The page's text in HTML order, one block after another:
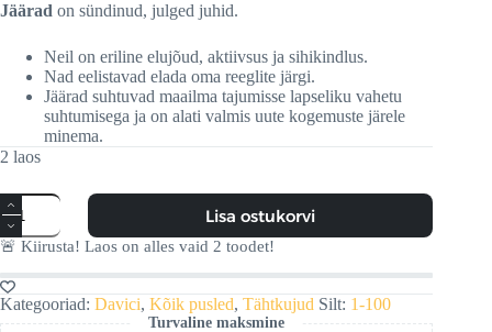
Jäärad on sündinud, julged juhid.
Neil on eriline elujõud, aktiivsus ja sihikindlus.
Nad eelistavad elada oma reeglite järgi.
Jäärad suhtuvad maailma tajumisse lapseliku vahetu
suhtumisega ja on alati valmis uute kogemuste järele
minema.
2 laos
Jäär
kogus
Lisa ostukorvi
🚨 Kiirusta! Laos on alles vaid 2 toodet!
Kategooriad: Davici, Kõik pusled, Tähtkujud Silt: 1-100
Turvaline maksmine